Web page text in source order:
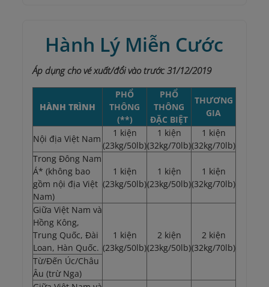
Hành Lý Miễn Cước
Áp dụng cho vé xuất/đổi vào trước 31/12/2019
HÀNH TRÌNH
PHỔ
THÔNG
(**)
PHỔ
THÔNG
ĐẶC BIỆT
THƯƠNG
GIA
Nội địa Việt Nam
1 kiện
(23kg/50lb)
1 kiện
(32kg/70lb)
1 kiện
(32kg/70lb)
Trong Đông Nam
Á* (không bao
gồm nội địa Việt
Nam)
1 kiện
(23kg/50lb)
1 kiện
(23kg/50lb)
1 kiện
(32kg/70lb)
Giữa Việt Nam và
Hồng Kông,
Trung Quốc, Đài
Loan, Hàn Quốc.
1 kiện
(23kg/50lb)
2 kiện
(23kg/50lb)
2 kiện
(32kg/70lb)
Từ/Đến Úc/Châu
Âu (trừ Nga)